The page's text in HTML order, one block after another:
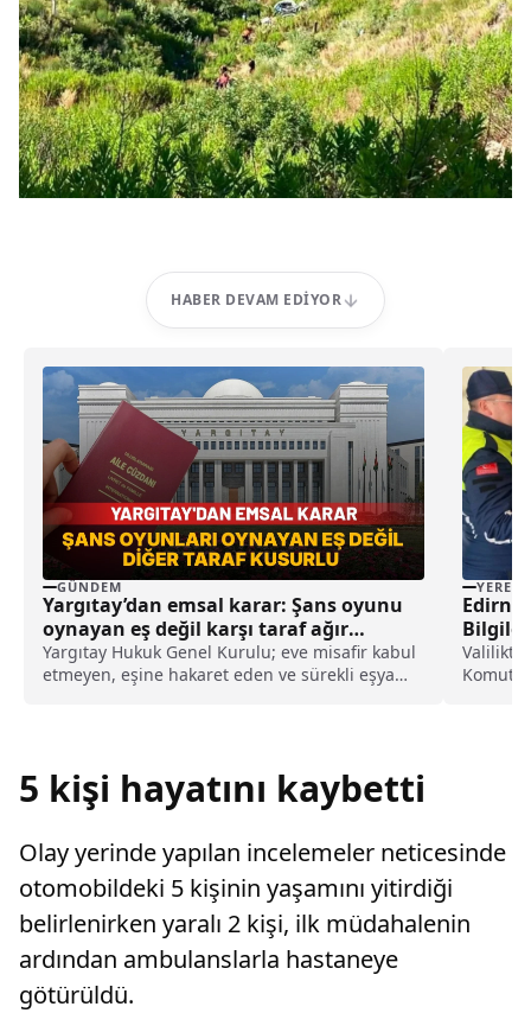
HABER DEVAM EDIYOR
GÜNDEM
Yargıtay’dan emsal karar: Şans oyunu
oynayan eş değil karşı taraf ağır
kusurlu sayıldı
Yargıtay Hukuk Genel Kurulu; eve misafir kabul
etmeyen, eşine hakaret eden ve sürekli eşya
YEREL
5 kişi hayatını kaybetti
Olay yerinde yapılan incelemeler neticesinde
otomobildeki 5 kişinin yaşamını yitirdiği
belirlenirken yaralı 2 kişi, ilk müdahalenin
ardından ambulanslarla hastaneye
götürüldü.